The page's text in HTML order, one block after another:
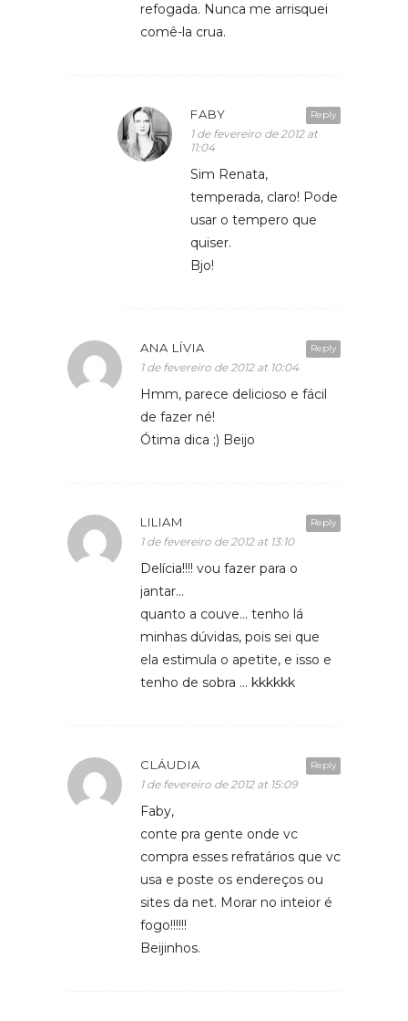
refogada. Nunca me arrisquei
comê-la crua.
Reply
FABY
1 de fevereiro de 2012 at
11:04
Sim Renata,
temperada, claro! Pode
usar o tempero que
quiser.
Bjo!
Reply
ANA LÍVIA
1 de fevereiro de 2012 at 10:04
Hmm, parece delicioso e fácil
de fazer né!
Ótima dica ;) Beijo
Reply
LILIAM
1 de fevereiro de 2012 at 13:10
Delícia!!!! vou fazer para o
jantar…
quanto a couve… tenho lá
minhas dúvidas, pois sei que
ela estimula o apetite, e isso e
tenho de sobra … kkkkkk
Reply
CLÁUDIA
1 de fevereiro de 2012 at 15:09
Faby,
conte pra gente onde vc
compra esses refratários que vc
usa e poste os endereços ou
sites da net. Morar no inteior é
fogo!!!!!!
Beijinhos.